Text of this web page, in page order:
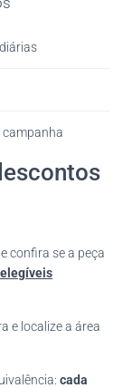
campanha
confira se a peça
e localize a área
cada